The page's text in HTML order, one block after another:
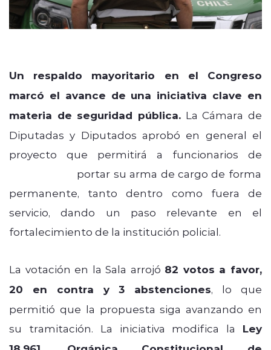
Un respaldo mayoritario en el Congreso
marcó el avance de una iniciativa clave en
materia de seguridad pública. La Cámara de
Diputadas y Diputados aprobó en general el
proyecto que permitirá a funcionarios de
portar su arma de cargo de forma
permanente, tanto dentro como fuera de
servicio, dando un paso relevante en el
fortalecimiento de la institución policial.
La votación en la Sala arrojó 82 votos a favor,
20 en contra y 3 abstenciones, lo que
permitió que la propuesta siga avanzando en
su tramitación. La iniciativa modifica la Ley